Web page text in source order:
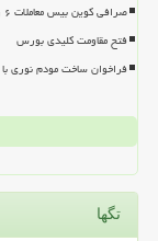
صرافی کوین بیس معاملات ۶ رمزارز را متوقف ساخت
فتح مقاومت کلیدی بورس
فراخوان ساخت مودم نوری
تگها